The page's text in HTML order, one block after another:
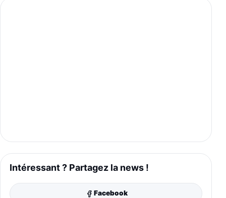
Intéressant ? Partagez la news !
Facebook